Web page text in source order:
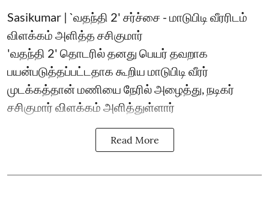
Sasikumar | `வதந்தி 2' சர்ச்சை - மாடுபிடி வீரரிடம்
விளக்கம் அளித்த சசிகுமார்
'வதந்தி 2' தொடரில் தனது பெயர் தவறாக
பயன்படுத்தப்பட்டதாக கூறிய மாடுபிடி வீரர்
முடக்கத்தான் மணியை நேரில் அழைத்து, நடிகர்
சசிகுமார் விளக்கம் அளித்துள்ளார்
Read More